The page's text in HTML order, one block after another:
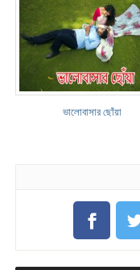
ভালোবাসার ছোঁয়া